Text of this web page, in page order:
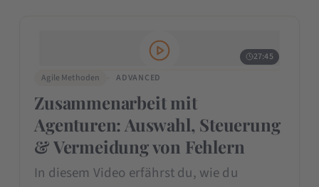
27:45
Agile Methoden
ADVANCED
Zusammenarbeit mit
Agenturen: Auswahl, Steuerung
& Vermeidung von Fehlern
In diesem Video erfährst du, wie du